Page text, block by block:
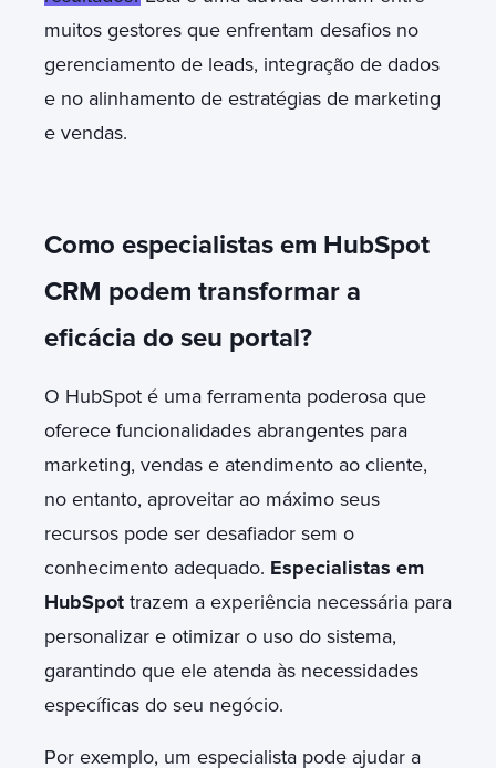
muitos gestores que enfrentam desafios no
gerenciamento de leads, integração de dados
e no alinhamento de estratégias de marketing
e vendas.
Como especialistas em HubSpot
CRM podem transformar a
eficácia do seu portal?
O HubSpot é uma ferramenta poderosa que
oferece funcionalidades abrangentes para
marketing, vendas e atendimento ao cliente,
no entanto, aproveitar ao máximo seus
recursos pode ser desafiador sem o
conhecimento adequado. Especialistas em
HubSpot trazem a experiência necessária para
personalizar e otimizar o uso do sistema,
garantindo que ele atenda às necessidades
específicas do seu negócio.
Por exemplo, um especialista pode ajudar a